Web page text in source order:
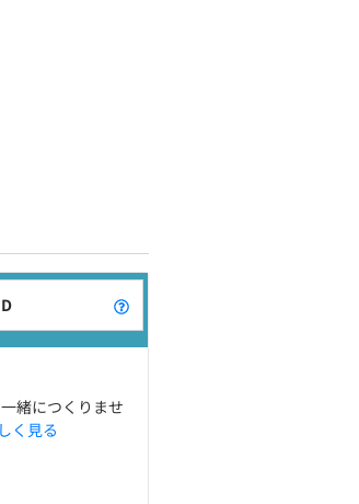
緒につくりませ
く見る